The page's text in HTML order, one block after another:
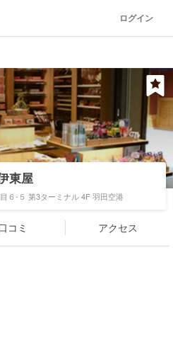
ログイン
東屋
６-５ 第3ターミナル 4F 羽田空港
コミ アクセス